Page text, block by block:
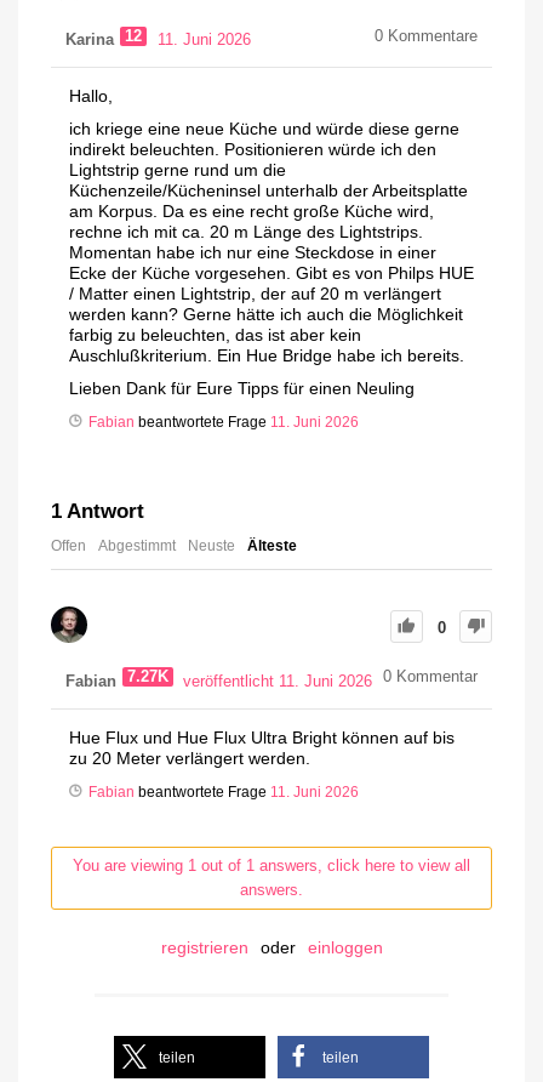
Karina 12 11. Juni 2026 0 Kommentare
Hallo,
ich kriege eine neue Küche und würde diese gerne
indirekt beleuchten. Positionieren würde ich den
Lightstrip gerne rund um die
Küchenzeile/Kücheninsel unterhalb der Arbeitsplatte
am Korpus. Da es eine recht große Küche wird,
rechne ich mit ca. 20 m Länge des Lightstrips.
Momentan habe ich nur eine Steckdose in einer
Ecke der Küche vorgesehen. Gibt es von Philps HUE
/ Matter einen Lightstrip, der auf 20 m verlängert
werden kann? Gerne hätte ich auch die Möglichkeit
farbig zu beleuchten, das ist aber kein
Auschlußkriterium. Ein Hue Bridge habe ich bereits.
Lieben Dank für Eure Tipps für einen Neuling
Fabian beantwortete Frage 11. Juni 2026
1 Antwort
Offen Abgestimmt Neuste Älteste
0
Fabian 7.27K veröffentlicht 11. Juni 2026 0 Kommentar
Hue Flux und Hue Flux Ultra Bright können auf bis
zu 20 Meter verlängert werden.
Fabian beantwortete Frage 11. Juni 2026
You are viewing 1 out of 1 answers, click here to view all
answers.
registrieren oder einloggen
teilen teilen